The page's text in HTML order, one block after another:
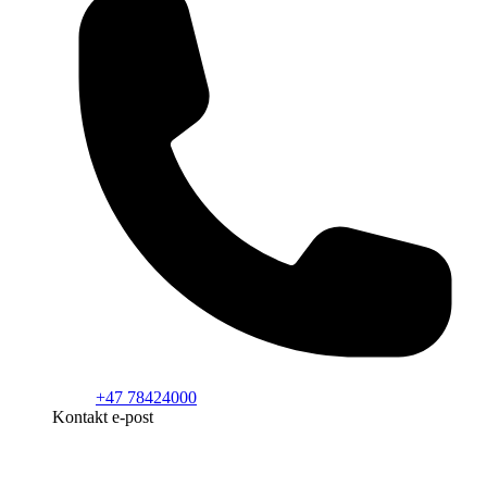
+47 78424000
Kontakt e-post